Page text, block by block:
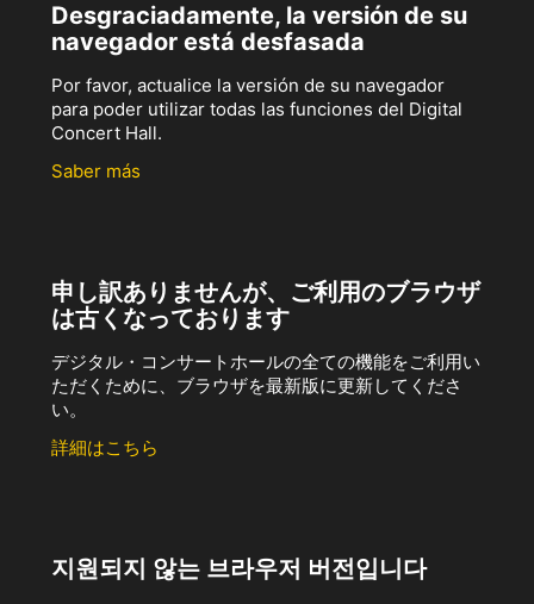
Desgraciadamente, la versión de su
navegador está desfasada
Por favor, actualice la versión de su navegador
para poder utilizar todas las funciones del Digital
Concert Hall.
Saber más
申し訳ありませんが、ご利用のブラウザ
は古くなっております
デジタル・コンサートホールの全ての機能をご利用い
ただくために、ブラウザを最新版に更新してくださ
い。
詳細はこちら
지원되지 않는 브라우저 버전입니다